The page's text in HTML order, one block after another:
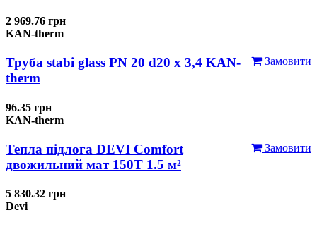
2 969.76 грн
KAN-therm
Замовити
Труба stabi glass PN 20 d20 х 3,4 KAN-
therm
96.35 грн
KAN-therm
Замовити
Тепла підлога DEVI Comfort
двожильний мат 150T 1.5 м²
5 830.32 грн
Devi